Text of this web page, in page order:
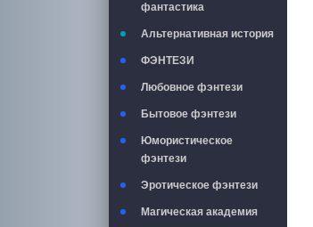
фантастика
Альтернативная история
ФЭНТЕЗИ
Любовное фэнтези
Бытовое фэнтези
Юмористическое
фэнтези
Эротическое фэнтези
Магическая академия